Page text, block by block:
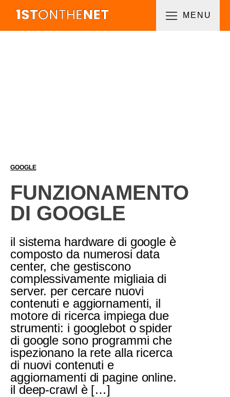
MENU
GOOGLE
FUNZIONAMENTO
DI GOOGLE
il sistema hardware di google è
composto da numerosi data
center, che gestiscono
complessivamente migliaia di
server. per cercare nuovi
contenuti e aggiornamenti, il
motore di ricerca impiega due
strumenti: i googlebot o spider
di google sono programmi che
ispezionano la rete alla ricerca
di nuovi contenuti e
aggiornamenti di pagine online.
il deep-crawl è […]